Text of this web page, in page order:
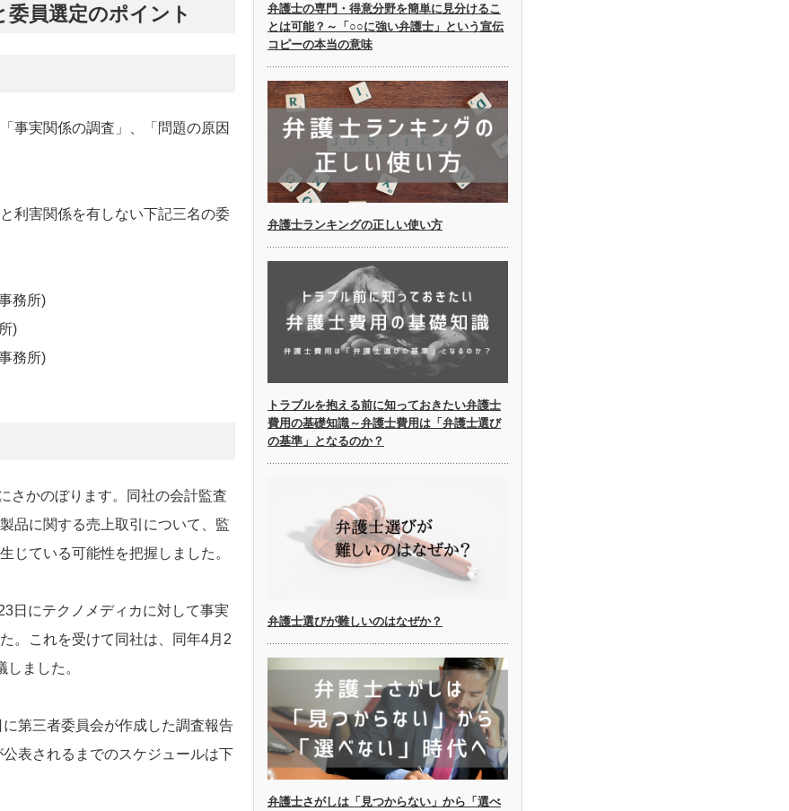
員選定のポイント
事実関係の調査」、「問題の原因
利害関係を有しない下記三名の委
務所)
)
務所)
さかのぼります。同社の会計監査
品に関する売上取引について、監
じている可能性を把握しました。
日にテクノメディカに対して事実
。これを受けて同社は、同年4月2
ました。
第三者委員会が作成した調査報告
表されるまでのスケジュールは下
弁護士の専門・得意分野を簡単に見分けるこ
とは可能？～「○○に強い弁護士」という宣伝
コピーの本当の意味
弁護士ランキングの正しい使い方
トラブルを抱える前に知っておきたい弁護士
費用の基礎知識～弁護士費用は「弁護士選び
の基準」となるのか？
弁護士選びが難しいのはなぜか？
弁護士さがしは「見つからない」から「選べ